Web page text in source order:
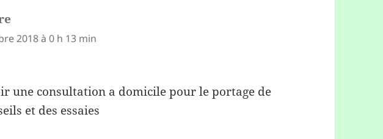
2018 à 0 h 13 min
une consultation a domicile pour le portage de
et des essaies